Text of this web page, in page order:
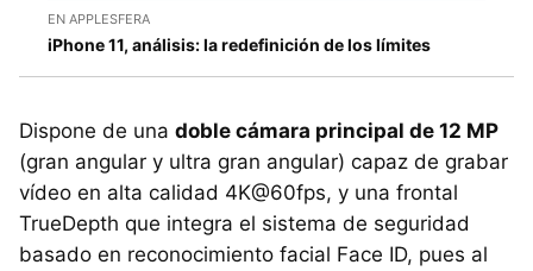
EN APPLESFERA
iPhone 11, análisis: la redefinición de los límites
Dispone de una doble cámara principal de 12 MP
(gran angular y ultra gran angular) capaz de grabar
vídeo en alta calidad 4K@60fps, y una frontal
TrueDepth que integra el sistema de seguridad
basado en reconocimiento facial Face ID, pues al